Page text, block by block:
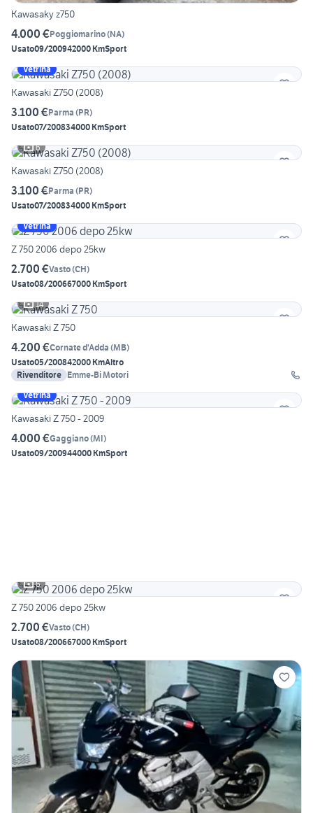
Kawasaky z750
4.000 €Poggiomarino(NA)
Usato09/200942000 KmSport
Vetrina
Kawasaki Z750 (2008)
3.100 €Parma (PR)
Usato07/200834000 KmSport
6
Kawasaki Z750 (2008)
3.100 €Parma (PR)
Usato07/200834000 KmSport
Vetrina
Z 750 2006 depo 25kw
2.700 €Vasto(CH)
Usato08/200667000 KmSport
14
Kawasaki Z 750
4.200 €Cornate d'Adda (MB)
Usato05/200842000 KmAltro
Rivenditore Emme-Bi Motori
Vetrina
Kawasaki Z 750 - 2009
4.000 €Gaggiano(MI)
Usato09/200944000 KmSport
6
Z 750 2006 depo 25kw
2.700 €Vasto(CH)
Usato08/200667000 KmSport